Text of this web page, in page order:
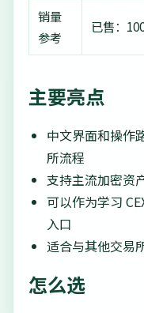
销量
参考
已售：
主要亮点
中文界面和操作
所流程
支持主流加密资
可以作为学习
入口
适合与其他交易
怎么选